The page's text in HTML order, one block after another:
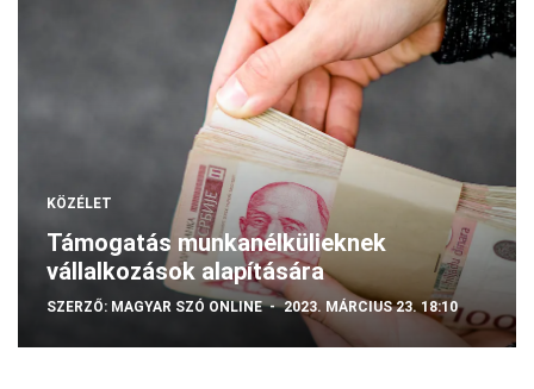
KÖZÉLET
Támogatás munkanélkülieknek
vállalkozások alapítására
SZERZŐ: MAGYAR SZÓ ONLINE 2023. MÁRCIUS 23. 18:10